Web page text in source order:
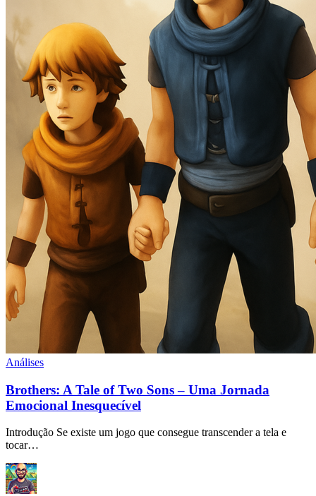
Análises
Brothers: A Tale of Two Sons – Uma Jornada
Emocional Inesquecível
Introdução Se existe um jogo que consegue transcender a tela e
tocar…